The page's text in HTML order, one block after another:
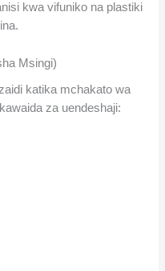
kwa vifuniko na plastiki
Msingi)
katika mchakato wa
za uendeshaji: